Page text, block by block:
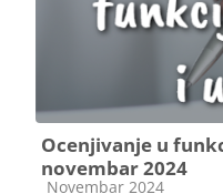
Ocenjivanje u
novembar 2024
Категорија курса
Novembar 2024